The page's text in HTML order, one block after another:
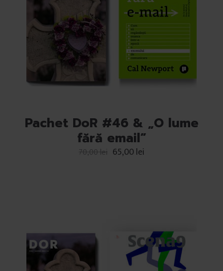
Pachet DoR #46 & „O lume
fără email”
70,00lei 65,00lei